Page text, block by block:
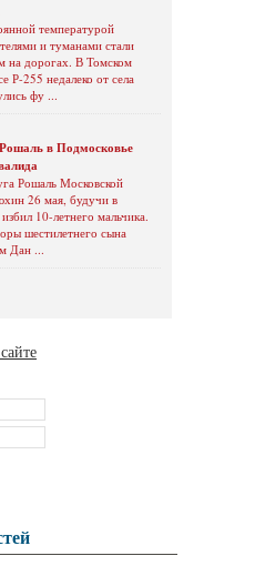
температурой
и туманами стали
на дорогах. В Томском
Р-255 недалеко от села
фу ...
в Подмосковье
Рошаль Московской
26 мая, будучи в
10-летнего мальчика.
шестилетнего сына
Дан ...